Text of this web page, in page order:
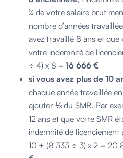
¼ de votre salaire brut
nombre d’années
avez travaillé 8 ans et
votre indemnité de
÷ 4) x 8 = 16 666 €
si vous avez plus de 10
chaque année travaillée
ajouter ⅓ du SMR. Par
12 ans et que votre SMR
indemnité de
10 + (8 333 ÷ 3) x 2 = 20